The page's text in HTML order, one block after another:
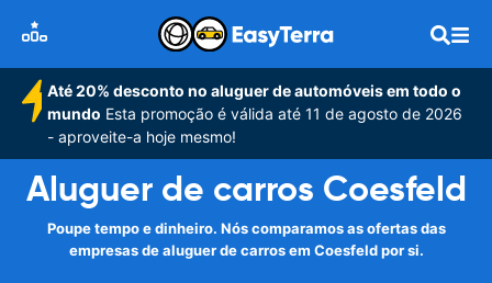
Até 20% desconto no aluguer de automóveis em todo o
mundo Esta promoção é válida até 11 de agosto de 2026
- aproveite-a hoje mesmo!
Aluguer de carros Coesfeld
Poupe tempo e dinheiro. Nós comparamos as ofertas das
empresas de aluguer de carros em Coesfeld por si.